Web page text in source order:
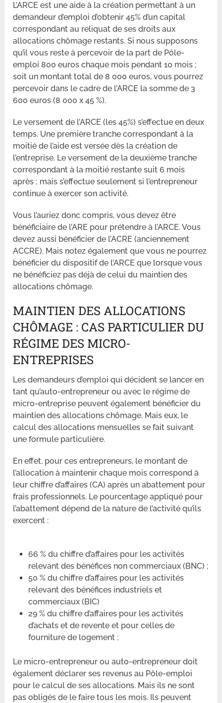
L’ARCE est une aide à la création permettant à un
demandeur d’emploi d’obtenir 45% d’un capital
correspondant au reliquat de ses droits aux
allocations chômage restants. Si nous supposons
qu’il vous reste à percevoir de la part de Pôle-
emploi 800 euros chaque mois pendant 10 mois ;
soit un montant total de 8 000 euros, vous pourrez
percevoir dans le cadre de l’ARCE la somme de 3
600 euros (8 000 x 45 %).
Le versement de l’ARCE (les 45%) s’effectue en deux
temps. Une première tranche correspondant à la
moitié de l’aide est versée dès la création de
l’entreprise. Le versement de la deuxième tranche
correspondant à la moitié restante suit 6 mois
après ; mais s’effectue seulement si l’entrepreneur
continue à exercer son activité.
Vous l’auriez donc compris, vous devez être
bénéficiaire de l’ARE pour prétendre à l’ARCE. Vous
devez aussi bénéficier de l’ACRE (anciennement
ACCRE). Mais notez également que vous ne pourrez
bénéficier du dispositif de l’ARCE que lorsque vous
ne bénéficiez pas déjà de celui du maintien des
allocations chômage.
MAINTIEN DES ALLOCATIONS
CHÔMAGE : CAS PARTICULIER DU
RÉGIME DES MICRO-
ENTREPRISES
Les demandeurs d’emploi qui décident se lancer en
tant qu’auto-entrepreneur ou avec le régime de
micro-entreprise peuvent également bénéficier du
maintien des allocations chômage. Mais eux, le
calcul des allocations mensuelles se fait suivant
une formule particulière.
En effet, pour ces entrepreneurs, le montant de
l’allocation à maintenir chaque mois correspond à
leur chiffre d’affaires (CA) après un abattement pour
frais professionnels. Le pourcentage appliqué pour
l’abattement dépend de la nature de l’activité qu’ils
exercent :
66 % du chiffre d’affaires pour les activités
relevant des bénéfices non commerciaux (BNC) ;
50 % du chiffre d’affaires pour les activités
relevant des bénéfices industriels et
commerciaux (BIC)
29 % du chiffre d’affaires pour les activités
d’achats et de revente et pour celles de
fourniture de logement ;
Le micro-entrepreneur ou auto-entrepreneur doit
également déclarer ses revenus au Pôle-emploi
pour le calcul de ses allocations. Mais ils ne sont
pas obligés de le faire tous les mois. Ils peuvent